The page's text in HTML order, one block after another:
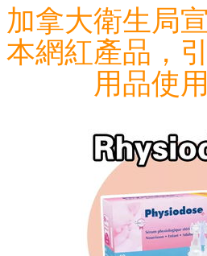
加拿大衛生局
本網紅產品，
用品使